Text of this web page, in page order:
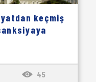
keçmiş
45